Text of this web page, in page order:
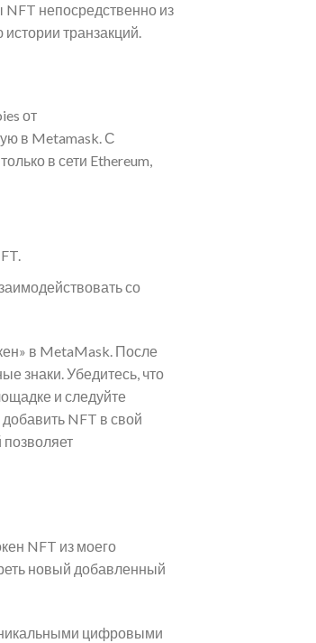
NFT непосредственно из
транзакций.
от
в Metamask. С
в сети Ethereum,
со
в MetaMask. После
знаки. Убедитесь, что
и следуйте
NFT в свой
NFT из моего
новый добавленный
цифровыми